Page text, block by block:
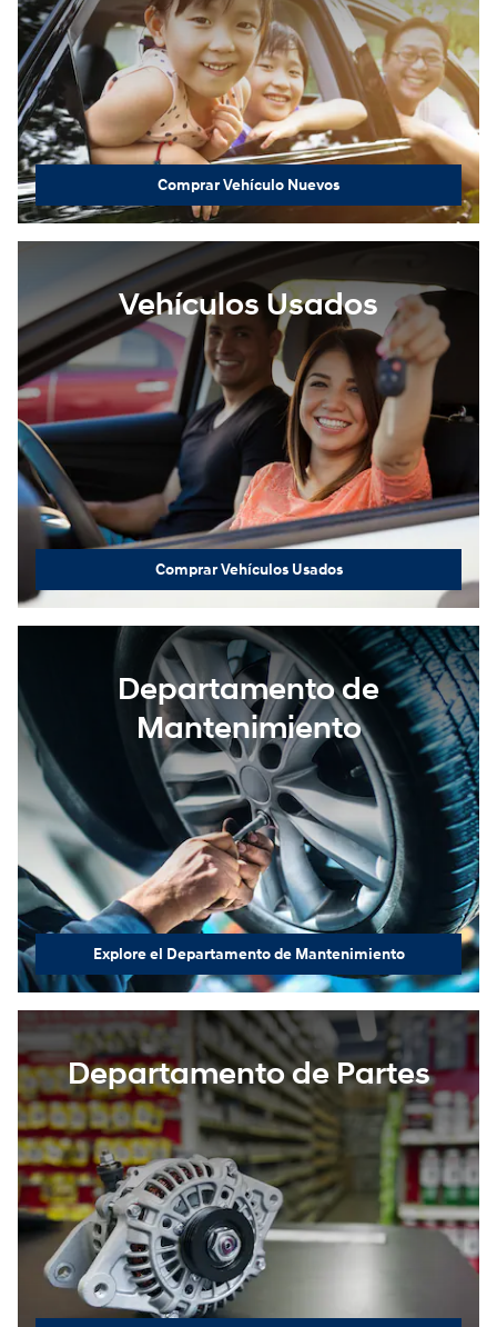
Comprar Vehículo Nuevos
Vehículos Usados
Comprar Vehículos Usados
Departamento de
Mantenimiento
Explore el Departamento de Mantenimiento
Departamento de Partes